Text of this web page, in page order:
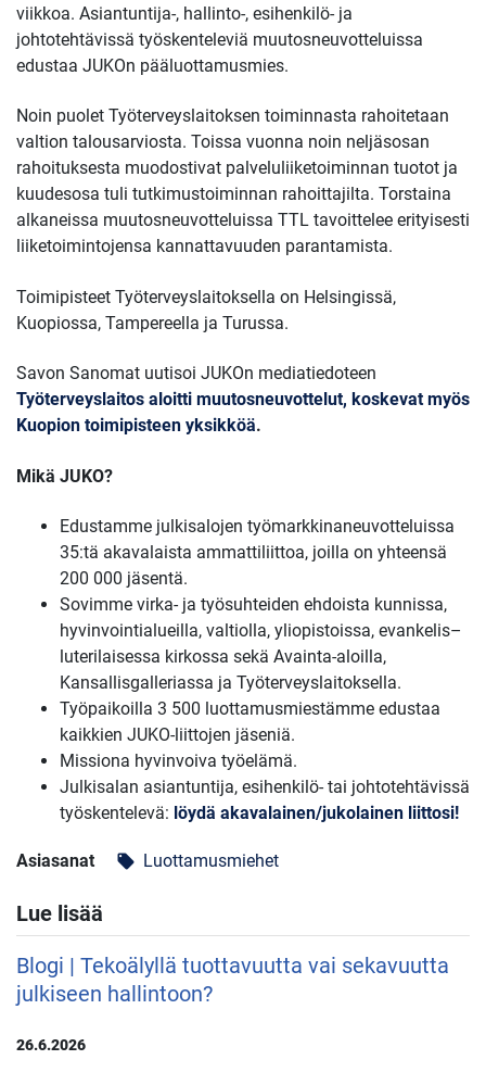
viikkoa. Asiantuntija-, hallinto-, esihenkilö- ja
johtotehtävissä työskenteleviä muutosneuvotteluissa
edustaa JUKOn pääluottamusmies.
Noin puolet Työterveyslaitoksen toiminnasta rahoitetaan
valtion talousarviosta. Toissa vuonna noin neljäsosan
rahoituksesta muodostivat palveluliiketoiminnan tuotot ja
kuudesosa tuli tutkimustoiminnan rahoittajilta. Torstaina
alkaneissa muutosneuvotteluissa TTL tavoittelee erityisesti
liiketoimintojensa kannattavuuden parantamista.
Toimipisteet Työterveyslaitoksella on Helsingissä,
Kuopiossa, Tampereella ja Turussa.
Savon Sanomat uutisoi JUKOn mediatiedoteen
Työterveyslaitos aloitti muutosneuvottelut, koskevat myös
Kuopion toimipisteen yksikköä.
Mikä JUKO?
Edustamme julkisalojen työmarkkinaneuvotteluissa
35:tä akavalaista ammattiliittoa, joilla on yhteensä
200 000 jäsentä.
Sovimme virka- ja työsuhteiden ehdoista kunnissa,
hyvinvointialueilla, valtiolla, yliopistoissa, evankelis–
luterilaisessa kirkossa sekä Avainta-aloilla,
Kansallisgalleriassa ja Työterveyslaitoksella.
Työpaikoilla 3 500 luottamusmiestämme edustaa
kaikkien JUKO-liittojen jäseniä.
Missiona hyvinvoiva työelämä.
Julkisalan asiantuntija, esihenkilö- tai johtotehtävissä
työskentelevä: löydä akavalainen/jukolainen liittosi!
Asiasanat local_offer Luottamusmiehet
Lue lisää
Blogi | Tekoälyllä tuottavuutta vai sekavuutta
julkiseen hallintoon?
26.6.2026